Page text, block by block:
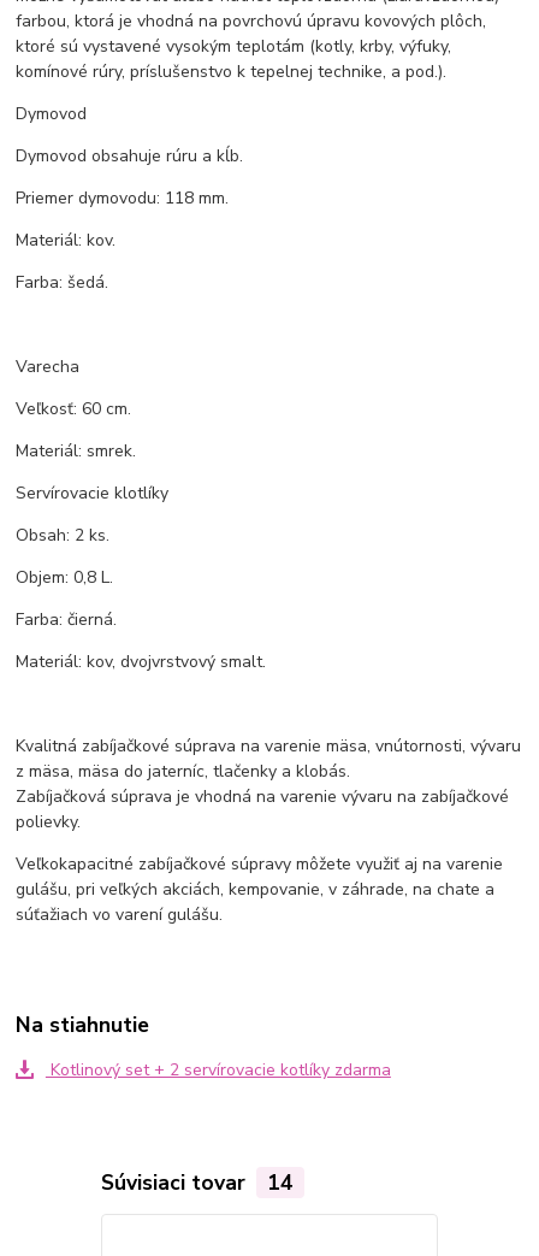
farbou, ktorá je vhodná na povrchovú úpravu kovových plôch,
ktoré sú vystavené vysokým teplotám (kotly, krby, výfuky,
komínové rúry, príslušenstvo k tepelnej technike, a pod.).
Dymovod
Dymovod obsahuje rúru a kĺb.
Priemer dymovodu: 118 mm.
Materiál: kov.
Farba: šedá.
Varecha
Veľkosť: 60 cm.
Materiál: smrek.
Servírovacie klotlíky
Obsah: 2 ks.
Objem: 0,8 L.
Farba: čierná.
Materiál: kov, dvojvrstvový smalt.
Kvalitná zabíjačkové súprava na varenie mäsa, vnútornosti, vývaru
z mäsa, mäsa do jaterníc, tlačenky a klobás.
Zabíjačková súprava je vhodná na varenie vývaru na zabíjačkové
polievky.
Veľkokapacitné zabíjačkové súpravy môžete využiť aj na varenie
gulášu, pri veľkých akciách, kempovanie, v záhrade, na chate a
súťažiach vo varení gulášu.
Na stiahnutie
Kotlinový set + 2 servírovacie kotlíky zdarma
Súvisiaci tovar 14